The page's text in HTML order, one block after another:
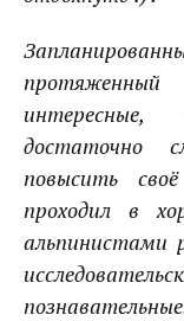
достаточно
повысить
проходил в
альпинистами